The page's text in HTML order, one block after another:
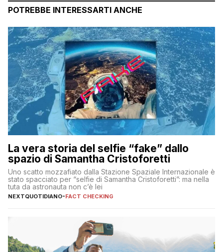
POTREBBE INTERESSARTI ANCHE
La vera storia del selfie “fake” dallo
spazio di Samantha Cristoforetti
Uno scatto mozzafiato dalla Stazione Spaziale Internazionale è
stato spacciato per “selfie di Samantha Cristoforetti”: ma nella
tuta da astronauta non c’è lei
NEXTQUOTIDIANO-FACT CHECKING